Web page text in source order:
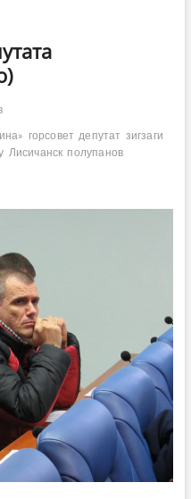
горсовет депутат зигзаги
Лисичанск полупанов